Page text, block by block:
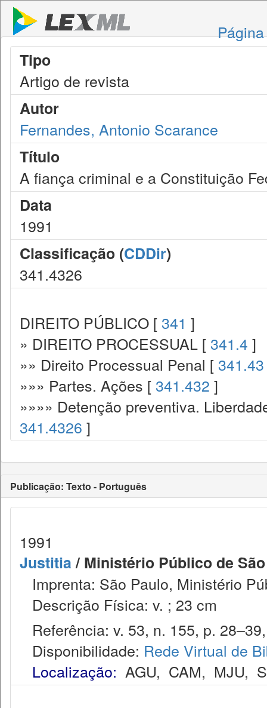
Tipo
Artigo de revista
Autor
Fernandes, Antonio Scarance
Título
A fiança criminal e a Constituição
Data
1991
Classificação (CDDir)
341.4326
DIREITO PÚBLICO [ 341 ]
» DIREITO PROCESSUAL [ 341.4 ]
»» Direito Processual Penal [ 341.43
»»» Partes. Ações [ 341.432 ]
»»»» Detenção preventiva.
341.4326 ]
Publicação: Texto - Português
1991
Justitia/ Ministério Público de
Imprenta: São Paulo, Ministério
Descrição Física: v. ; 23 cm
Referência: v. 53, n. 155, p.
Disponibilidade: Rede Virtual de
Localização: AGU, CAM, MJU,